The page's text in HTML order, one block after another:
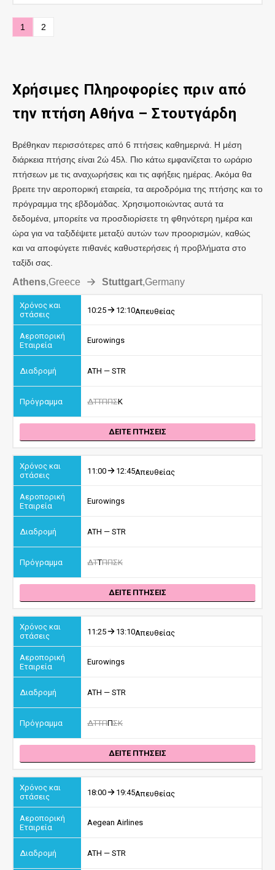
1 2
Χρήσιμες Πληροφορίες πριν από
την πτήση Αθήνα – Στουτγάρδη
Βρέθηκαν περισσότερες από 6 πτήσεις καθημερινά. Η μέση
διάρκεια πτήσης είναι 2ώ 45λ. Πιο κάτω εμφανίζεται το ωράριο
πτήσεων με τις αναχωρήσεις και τις αφήξεις ημέρας. Ακόμα θα
βρειτε την αεροπορική εταιρεία, τα αεροδρόμια της πτήσης και το
πρόγραμμα της εβδομάδας. Χρησιμοποιώντας αυτά τα
δεδομένα, μπορείτε να προσδιορίσετε τη φθηνότερη ημέρα και
ώρα για να ταξιδέψετε μεταξύ αυτών των προορισμών, καθώς
και να αποφύγετε πιθανές καθυστερήσεις ή προβλήματα στο
ταξίδι σας.
Athens,Greece Stuttgart,Germany
10:25 12:10Απευθείας
Eurowings
ATH — STR
ΔΤΤΠΠΣΚ
ΔΕΙΤΕ ΠΤΗΣΕΙΣ
11:00 12:45Απευθείας
Eurowings
ATH — STR
ΔΤΤΠΠΣΚ
ΔΕΙΤΕ ΠΤΗΣΕΙΣ
11:25 13:10Απευθείας
Eurowings
ATH — STR
ΔΤΤΠΠΣΚ
ΔΕΙΤΕ ΠΤΗΣΕΙΣ
18:00 19:45Απευθείας
Aegean Airlines
ATH — STR